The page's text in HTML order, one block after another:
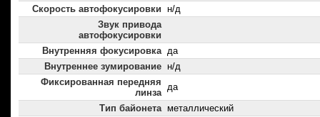
Скорость автофокусировки н/д
Звук привода
автофокусировки
Внутренняя фокусировка да
Внутреннее зумирование н/д
Фиксированная передняя
линза
да
Тип байонета металлический